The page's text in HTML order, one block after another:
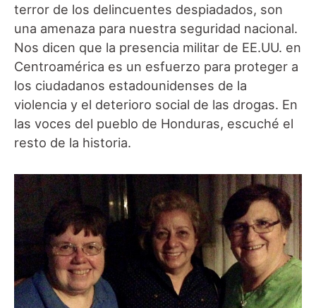
terror de los delincuentes despiadados, son
una amenaza para nuestra seguridad nacional.
Nos dicen que la presencia militar de EE.UU. en
Centroamérica es un esfuerzo para proteger a
los ciudadanos estadounidenses de la
violencia y el deterioro social de las drogas. En
las voces del pueblo de Honduras, escuché el
resto de la historia.